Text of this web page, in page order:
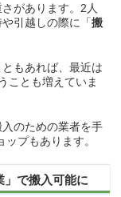
があります。2人
引越しの際に「搬
もあれば、最近は
ことも増えていま
のための業者を手
プもあります。
」で搬入可能に